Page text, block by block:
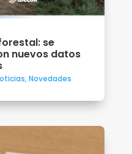
se
nuevos datos
,Novedades